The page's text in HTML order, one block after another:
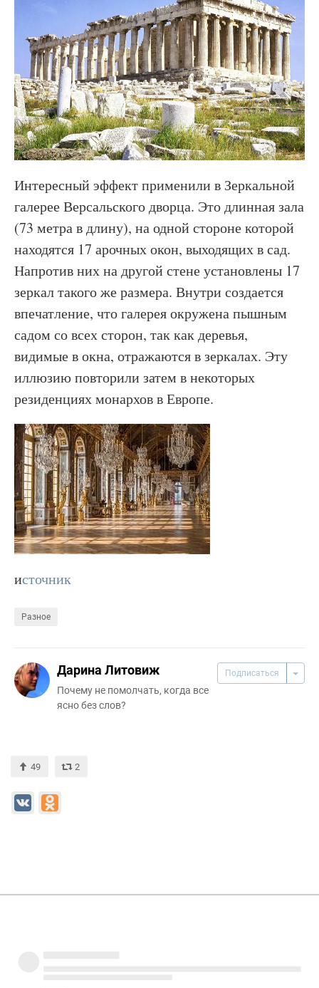
Интересный эффект применили в Зеркальной
галерее Версальского дворца. Это длинная зала
(73 метра в длину), на одной стороне которой
находятся 17 арочных окон, выходящих в сад.
Напротив них на другой стене установлены 17
зеркал такого же размера. Внутри создается
впечатление, что галерея окружена пышным
садом со всех сторон, так как деревья,
видимые в окна, отражаются в зеркалах. Эту
иллюзию повторили затем в некоторых
резиденциях монархов в Европе.
источник
Разное
Подписаться
Дарина Литовиж
Почему не помолчать, когда все
ясно без слов?
49 2